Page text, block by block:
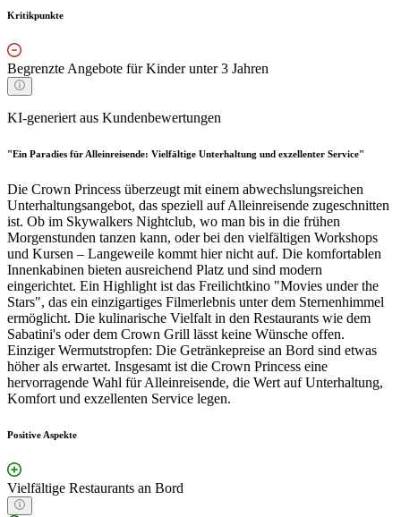
Kritikpunkte
Begrenzte Angebote für Kinder unter 3 Jahren
KI-generiert aus Kundenbewertungen
"Ein Paradies für Alleinreisende: Vielfältige Unterhaltung und exzellenter Service"
Die Crown Princess überzeugt mit einem abwechslungsreichen
Unterhaltungsangebot, das speziell auf Alleinreisende zugeschnitten
ist. Ob im Skywalkers Nightclub, wo man bis in die frühen
Morgenstunden tanzen kann, oder bei den vielfältigen Workshops
und Kursen – Langeweile kommt hier nicht auf. Die komfortablen
Innenkabinen bieten ausreichend Platz und sind modern
eingerichtet. Ein Highlight ist das Freilichtkino "Movies under the
Stars", das ein einzigartiges Filmerlebnis unter dem Sternenhimmel
ermöglicht. Die kulinarische Vielfalt in den Restaurants wie dem
Sabatini's oder dem Crown Grill lässt keine Wünsche offen.
Einziger Wermutstropfen: Die Getränkepreise an Bord sind etwas
höher als erwartet. Insgesamt ist die Crown Princess eine
hervorragende Wahl für Alleinreisende, die Wert auf Unterhaltung,
Komfort und exzellenten Service legen.
Positive Aspekte
Vielfältige Restaurants an Bord